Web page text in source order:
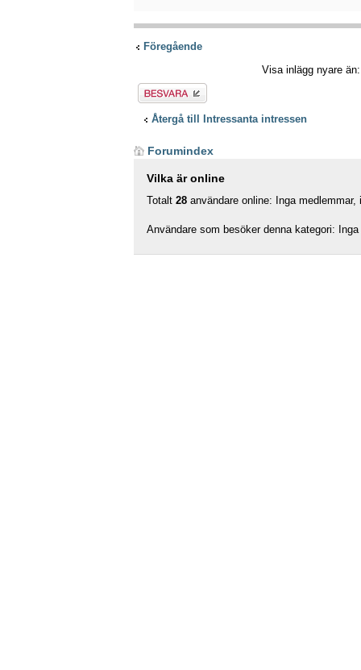
Föregående
Visa inlägg nyare
Besvara
Återgå till Intressanta intressen
Forumindex
Vilka är online
Totalt 28 användare online: Inga
Användare som besöker denna kategori: